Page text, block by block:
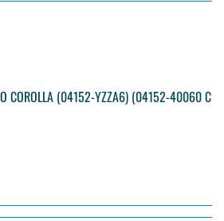
COROLLA (04152-YZZA6) (04152-40060 CH)